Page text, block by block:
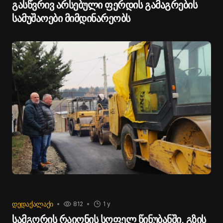
გასწვრივ არსებული ფერდის გამაგრების
სამუშაოები მიმდინარეობს
ᲓᲔᲓᲐᲥᲐᲚᲐᲥᲘ 1 y
812
სამგორის რაიონის სოფელ წინუბანში, გზის